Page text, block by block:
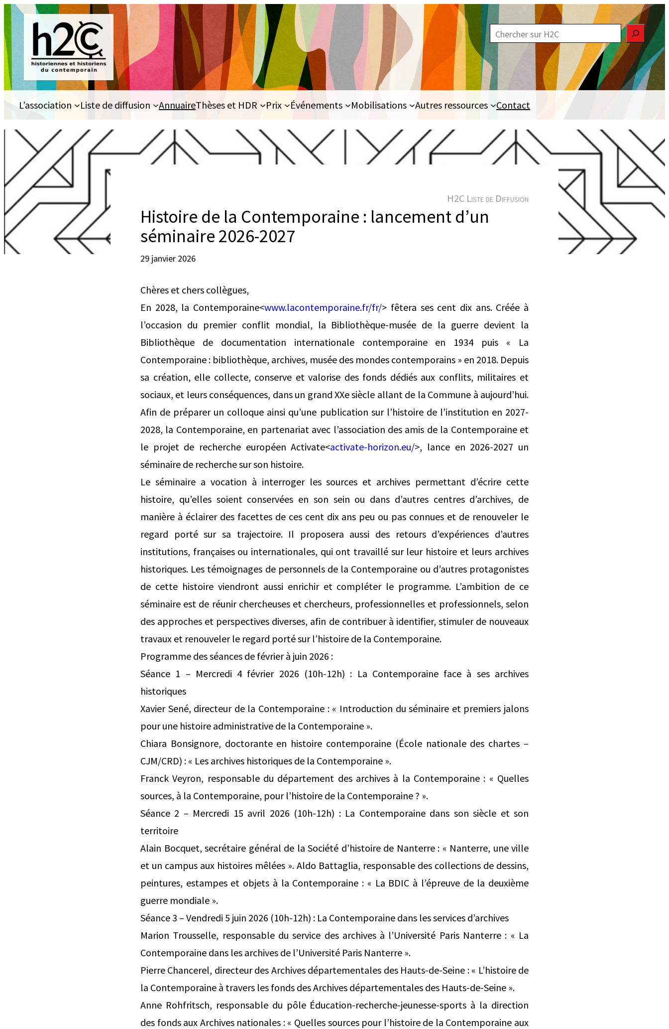
Aller
au
contenu
c
h
e
c
L’association Liste de diffusion AnnuaireThèses et HDR Prix Événements Mobilisations Autres ressources Contact
H2C Liste de Diffusion
Histoire de la Contemporaine : lancement d’un
séminaire 2026-2027
29 janvier 2026
Chères et chers collègues,
En 2028, la Contemporaine<www.lacontemporaine.fr/fr/> fêtera ses cent dix ans. Créée à
l’occasion du premier conflit mondial, la Bibliothèque-musée de la guerre devient la
Bibliothèque de documentation internationale contemporaine en 1934 puis « La
Contemporaine : bibliothèque, archives, musée des mondes contemporains » en 2018. Depuis
sa création, elle collecte, conserve et valorise des fonds dédiés aux conflits, militaires et
sociaux, et leurs conséquences, dans un grand XXe siècle allant de la Commune à aujourd’hui.
Afin de préparer un colloque ainsi qu’une publication sur l’histoire de l’institution en 2027-
2028, la Contemporaine, en partenariat avec l’association des amis de la Contemporaine et
le projet de recherche européen Activate<activate-horizon.eu/>, lance en 2026-2027 un
séminaire de recherche sur son histoire.
Le séminaire a vocation à interroger les sources et archives permettant d’écrire cette
histoire, qu’elles soient conservées en son sein ou dans d’autres centres d’archives, de
manière à éclairer des facettes de ces cent dix ans peu ou pas connues et de renouveler le
regard porté sur sa trajectoire. Il proposera aussi des retours d’expériences d’autres
institutions, françaises ou internationales, qui ont travaillé sur leur histoire et leurs archives
historiques. Les témoignages de personnels de la Contemporaine ou d’autres protagonistes
de cette histoire viendront aussi enrichir et compléter le programme. L’ambition de ce
séminaire est de réunir chercheuses et chercheurs, professionnelles et professionnels, selon
des approches et perspectives diverses, afin de contribuer à identifier, stimuler de nouveaux
travaux et renouveler le regard porté sur l’histoire de la Contemporaine.
Programme des séances de février à juin 2026 :
Séance 1 – Mercredi 4 février 2026 (10h-12h) : La Contemporaine face à ses archives
historiques
Xavier Sené, directeur de la Contemporaine : « Introduction du séminaire et premiers jalons
pour une histoire administrative de la Contemporaine ».
Chiara Bonsignore, doctorante en histoire contemporaine (École nationale des chartes –
CJM/CRD) : « Les archives historiques de la Contemporaine ».
Franck Veyron, responsable du département des archives à la Contemporaine : « Quelles
sources, à la Contemporaine, pour l’histoire de la Contemporaine ? ».
Séance 2 – Mercredi 15 avril 2026 (10h-12h) : La Contemporaine dans son siècle et son
territoire
Alain Bocquet, secrétaire général de la Société d’histoire de Nanterre : « Nanterre, une ville
et un campus aux histoires mêlées ». Aldo Battaglia, responsable des collections de dessins,
peintures, estampes et objets à la Contemporaine : « La BDIC à l’épreuve de la deuxième
guerre mondiale ».
Séance 3 – Vendredi 5 juin 2026 (10h-12h) : La Contemporaine dans les services d’archives
Marion Trousselle, responsable du service des archives à l’Université Paris Nanterre : « La
Contemporaine dans les archives de l’Université Paris Nanterre ».
Pierre Chancerel, directeur des Archives départementales des Hauts-de-Seine : « L’histoire de
la Contemporaine à travers les fonds des Archives départementales des Hauts-de-Seine ».
Anne Rohfritsch, responsable du pôle Éducation-recherche-jeunesse-sports à la direction
des fonds aux Archives nationales : « Quelles sources pour l’histoire de la Contemporaine aux